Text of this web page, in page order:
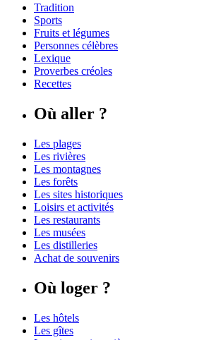
Tradition
Sports
Fruits et légumes
Personnes célèbres
Lexique
Proverbes créoles
Recettes
Où aller ?
Les plages
Les rivières
Les montagnes
Les forêts
Les sites historiques
Loisirs et activités
Les restaurants
Les musées
Les distilleries
Achat de souvenirs
Où loger ?
Les hôtels
Les gîtes